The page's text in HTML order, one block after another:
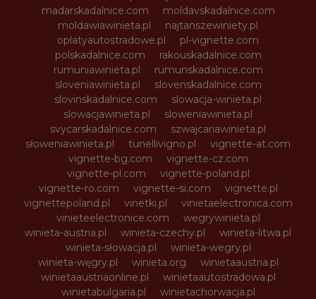
madarskadalnice.com
moldavskadalnice.com
moldawiawinieta.pl
najtanszewiniety.pl
oplatyautostradowe.pl
pl-vignette.com
polskadalnice.com
rakouskadalnice.com
rumuniawinieta.pl
rumunskadalnice.com
sloveniawinieta.pl
slovenskadalnice.com
slovinskadalnice.com
slowacja-winieta.pl
slowacjawinieta.pl
sloweniawinieta.pl
svycarskadalnice.com
szwajcariawinieta.pl
słoweniawinieta.pl
tunellivigno.pl
vignette-at.com
vignette-bg.com
vignette-cz.com
vignette-pl.com
vignette-poland.pl
vignette-ro.com
vignette-si.com
vignette.pl
vignettepoland.pl
vinetki.pl
vinietaelectronica.com
vinieteelectronice.com
wegrywinieta.pl
winieta-austria.pl
winieta-czechy.pl
winieta-litwa.pl
winieta-słowacja.pl
winieta-wegry.pl
winieta-węgry.pl
winieta.org
winietaaustria.pl
winietaaustriaonline.pl
winietaautostradowa.pl
winietabulgaria.pl
winietachorwacja.pl